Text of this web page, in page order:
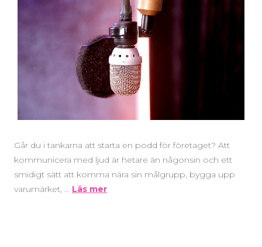
Går du i tankarna att starta en podd för företaget? Att
kommunicera med ljud är hetare än någonsin och ett
smidigt sätt att komma nära sin målgrupp, bygga upp
varumärket, … Läs mer